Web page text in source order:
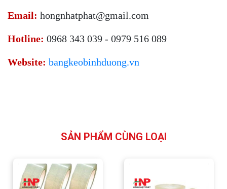
Email: hongnhatphat@gmail.com
Hotline: 0968 343 039 - 0979 516 089
Website: bangkeobinhduong.vn
SẢN PHẨM CÙNG LOẠI